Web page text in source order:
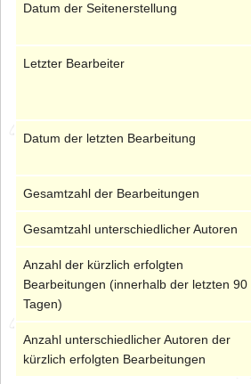
Datum der Seitenerstellung
Letzter Bearbeiter
Datum der letzten Bearbeitung
Gesamtzahl der Bearbeitungen
Gesamtzahl unterschiedlicher Autoren
Anzahl der kürzlich erfolgten
Bearbeitungen (innerhalb der letzten 90
Tagen)
Anzahl unterschiedlicher Autoren der
kürzlich erfolgten Bearbeitungen